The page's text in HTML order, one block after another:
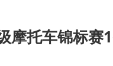
摩托车锦标赛